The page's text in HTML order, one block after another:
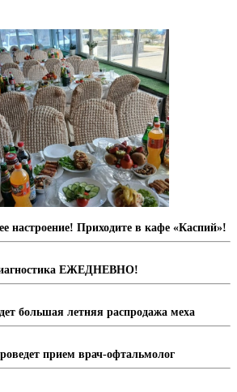
настроение! Приходите в кафе «Каспий»!
ЕЖЕДНЕВНО!
большая летняя распродажа меха
прием врач-офтальмолог